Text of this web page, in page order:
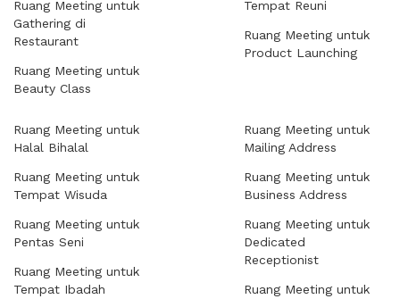
Ruang Meeting untuk
Gathering di
Restaurant
Ruang Meeting untuk
Beauty Class
Tempat Reuni
Ruang Meeting untuk
Product Launching
Ruang Meeting untuk
Halal Bihalal
Ruang Meeting untuk
Tempat Wisuda
Ruang Meeting untuk
Pentas Seni
Ruang Meeting untuk
Tempat Ibadah
Ruang Meeting untuk
Mailing Address
Ruang Meeting untuk
Business Address
Ruang Meeting untuk
Dedicated
Receptionist
Ruang Meeting untuk